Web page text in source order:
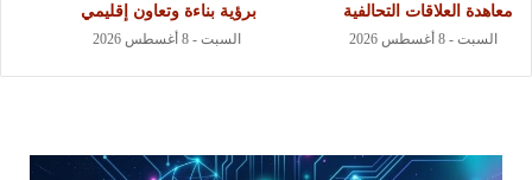
معاهدة العلاقات التحالفية
السبت - 8 أغسطس 2026
برؤية بناءة وتعاون إقليمي
السبت - 8 أغسطس 2026